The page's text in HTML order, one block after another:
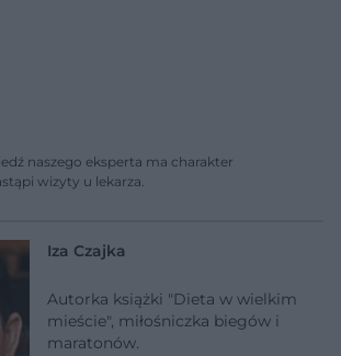
naszego eksperta ma charakter
wizyty u lekarza.
Iza Czajka
Autorka książki "Dieta w wielkim
mieście", miłośniczka biegów i
maratonów.